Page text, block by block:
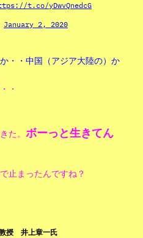
t.co/yDwvQnedcG
January 2, 2020
・・中国（アジア大陸の）か
・
た。 ボーっと生きてん
止まったんですね？
授 井上章一氏